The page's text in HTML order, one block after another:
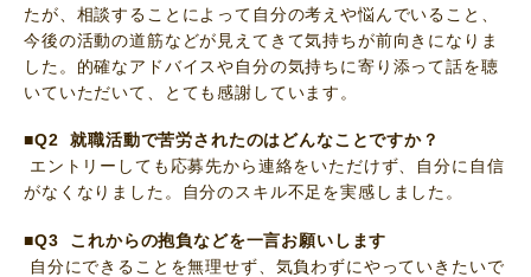
たが、相談することによって自分の考えや悩んでいること、
今後の活動の道筋などが見えてきて気持ちが前向きになりま
した。的確なアドバイスや自分の気持ちに寄り添って話を聴
いていただいて、とても感謝しています。
■Q2 就職活動で苦労されたのはどんなことですか？
エントリーしても応募先から連絡をいただけず、自分に自信
がなくなりました。自分のスキル不足を実感しました。
■Q3 これからの抱負などを一言お願いします
自分にできることを無理せず、気負わずにやっていきたいで